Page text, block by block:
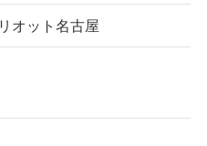
オット名古屋